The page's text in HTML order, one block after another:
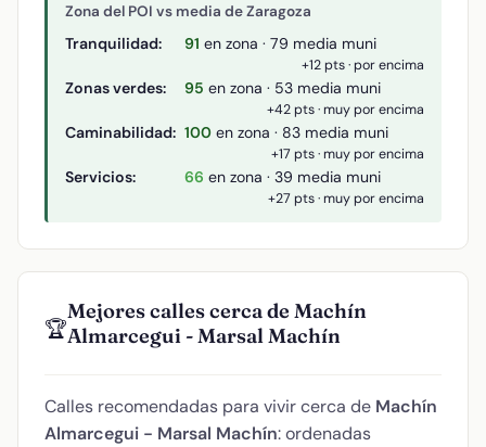
Zona del POI vs media de Zaragoza
Tranquilidad: 91 en zona · 79 media muni
+12 pts · por encima
Zonas verdes: 95 en zona · 53 media muni
+42 pts · muy por encima
Caminabilidad: 100 en zona · 83 media muni
+17 pts · muy por encima
Servicios: 66 en zona · 39 media muni
+27 pts · muy por encima
🏆
Mejores calles cerca de Machín
Almarcegui - Marsal Machín
Calles recomendadas para vivir cerca de Machín
Almarcegui - Marsal Machín: ordenadas